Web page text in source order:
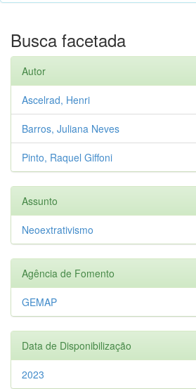
Busca facetada
Autor
Ascelrad, Henri
Barros, Juliana Neves
Pinto, Raquel Giffoni
Assunto
Neoextrativismo
Agência de Fomento
GEMAP
Data de Disponibilização
2023